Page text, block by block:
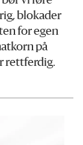
blokader
for egen
på
rettferdig.